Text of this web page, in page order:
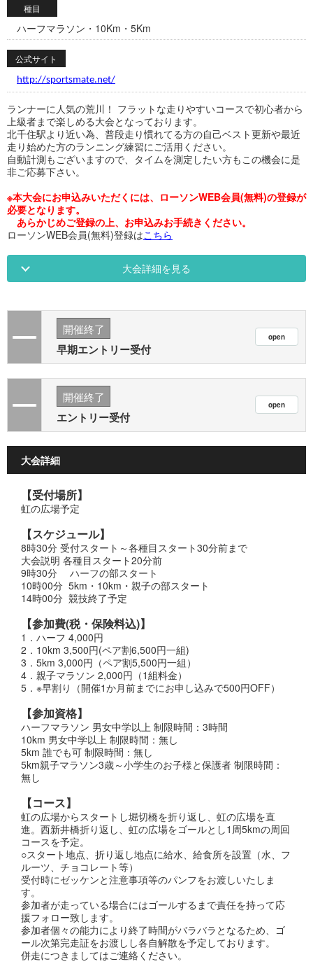
種目
ハーフマラソン・10Km・5Km
公式サイト
http://sportsmate.net/
ランナーに人気の荒川！ フラットな走りやすいコースで初心者から
上級者まで楽しめる大会となっております。
北千住駅より近い為、普段走り慣れてる方の自己ベスト更新や最近
走り始めた方のランニング練習にご活用ください。
自動計測もございますので、タイムを測定したい方もこの機会に是
非ご応募下さい。
※本大会にお申込みいただくには、ローソンWEB会員(無料)の登録が
必要となります。
あらかじめご登録の上、お申込みお手続きください。
ローソンWEB会員(無料)登録はこちら
大会詳細を見る
開催終了
早期エントリー受付
開催終了
エントリー受付
大会詳細
【受付場所】
虹の広場予定
【スケジュール】
8時30分 受付スタート～各種目スタート30分前まで
大会説明 各種目スタート20分前
9時30分 ハーフの部スタート
10時00分 5km・10km・親子の部スタート
14時00分 競技終了予定
【参加費(税・保険料込)】
1．ハーフ 4,000円
2．10km 3,500円(ペア割6,500円一組)
3．5km 3,000円（ペア割5,500円一組）
4．親子マラソン 2,000円（1組料金）
5．※早割り（開催1か月前までにお申し込みで500円OFF）
【参加資格】
ハーフマラソン 男女中学以上 制限時間：3時間
10km 男女中学以上 制限時間：無し
5km 誰でも可 制限時間：無し
5km親子マラソン3歳～小学生のお子様と保護者 制限時間：
無し
【コース】
虹の広場からスタートし堀切橋を折り返し、虹の広場を直
進。西新井橋折り返し、虹の広場をゴールとし1周5kmの周回
コースを予定。
○スタート地点、折り返し地点に給水、給食所を設置（水、フ
ルーツ、チョコレート等）
受付時にゼッケンと注意事項等のパンフをお渡しいたしま
す。
参加者が走っている場合にはゴールするまで責任を持って応
援フォロー致します。
参加者個々の能力により終了時間がバラバラとなるため、ゴ
ール次第完走証をお渡しし各自解散を予定しております。
併走につきましてはご連絡ください。